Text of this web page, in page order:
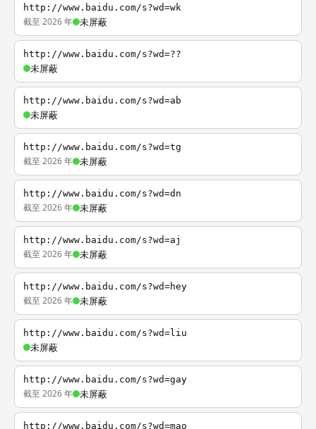
http://www.baidu.com/s?wd=wk
截至 2026 年 未屏蔽
http://www.baidu.com/s?wd=??
未屏蔽
http://www.baidu.com/s?wd=ab
未屏蔽
http://www.baidu.com/s?wd=tg
截至 2026 年 未屏蔽
http://www.baidu.com/s?wd=dn
截至 2026 年 未屏蔽
http://www.baidu.com/s?wd=aj
截至 2026 年 未屏蔽
http://www.baidu.com/s?wd=hey
截至 2026 年 未屏蔽
http://www.baidu.com/s?wd=liu
未屏蔽
http://www.baidu.com/s?wd=gay
截至 2026 年 未屏蔽
http://www.baidu.com/s?wd=mao